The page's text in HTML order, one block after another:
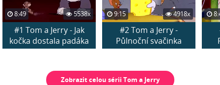
8:49 5538x
#1 Tom a Jerry - Jak
kočka dostala padáka
9:15 4918x
#2 Tom a Jerry -
Půlnoční svačinka
Zobrazit celou sérii Tom a Jerry